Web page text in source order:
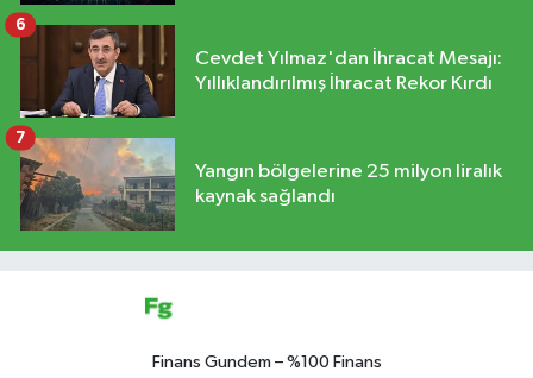
Cevdet Yılmaz'dan İhracat Mesajı:
Yıllıklandırılmış İhracat Rekor Kırdı
6
Yangın bölgelerine 25 milyon liralık
kaynak sağlandı
7
Finans Gundem – %100 Finans